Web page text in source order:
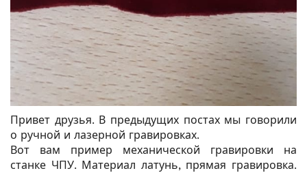
Привет друзья. В предыдущих постах мы говорили
о ручной и лазерной гравировках.
Вот вам пример механической гравировки на
станке ЧПУ. Материал латунь, прямая гравировка.